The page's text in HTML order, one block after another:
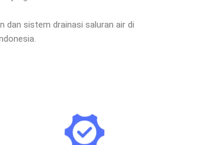
dan sistem drainasi saluran air di